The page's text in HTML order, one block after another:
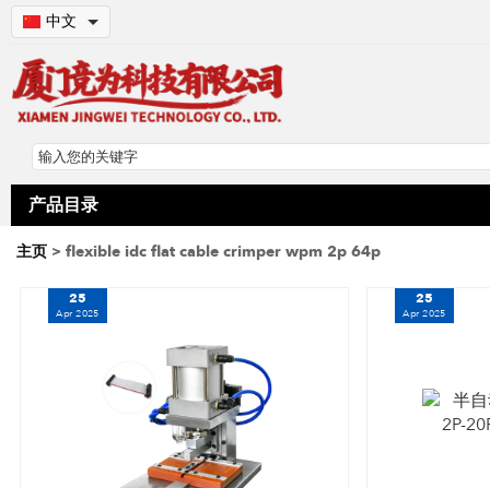
中文
产品目录
主页> flexible idc flat cable crimper wpm 2p 64p
25
Apr 2025
25
Apr 2025